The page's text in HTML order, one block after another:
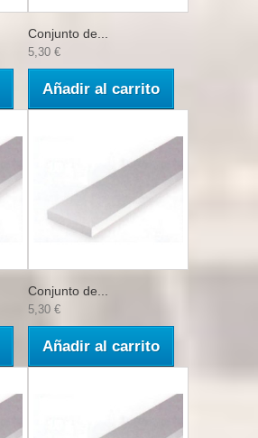
Conjunto de...
5,30 €
Añadir al carrito
Conjunto de...
5,30 €
Añadir al carrito